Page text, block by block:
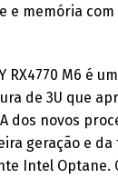
e memória
RX4770 M6 é
de 3U que
dos novos
geração e da
Intel Optane.